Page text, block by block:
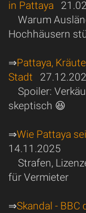
in Pattaya
Warum
Hochhäusern
⇒Pattaya,
Stadt
Spoiler:
skeptisch 😆
⇒Wie Pattaya
14.11.2025
Strafen,
für Vermieter
⇒Skandal - BBC